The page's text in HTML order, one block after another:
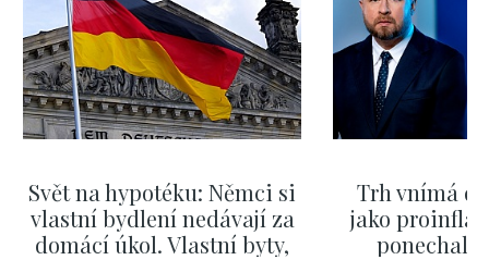
Svět na hypotéku: Němci si
vlastní bydlení nedávají za
domácí úkol. Vlastní byty,
Trh vnímá
jako
ponechali